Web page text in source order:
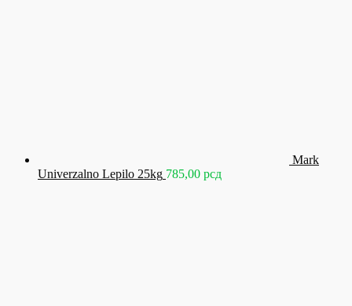
Mark
Univerzalno Lepilo 25kg 785,00 рсд